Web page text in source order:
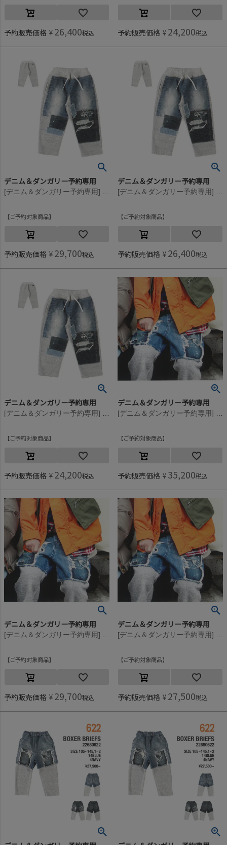
予約販売価格 ¥ 26,400税込 予約販売価格 ¥ 24,200税込
デニム＆ダンガリー予約専用
ご予約対象商品
予約販売価格 ¥ 29,700税込
デニム＆ダンガリー予約専用
ご予約対象商品
予約販売価格 ¥ 26,400税込
デニム＆ダンガリー予約専用
ご予約対象商品
予約販売価格 ¥ 24,200税込
デニム＆ダンガリー予約専用
ご予約対象商品
予約販売価格 ¥ 35,200税込
デニム＆ダンガリー予約専用
ご予約対象商品
予約販売価格 ¥ 29,700税込
デニム＆ダンガリー予約専用
ご予約対象商品
予約販売価格 ¥ 27,500税込